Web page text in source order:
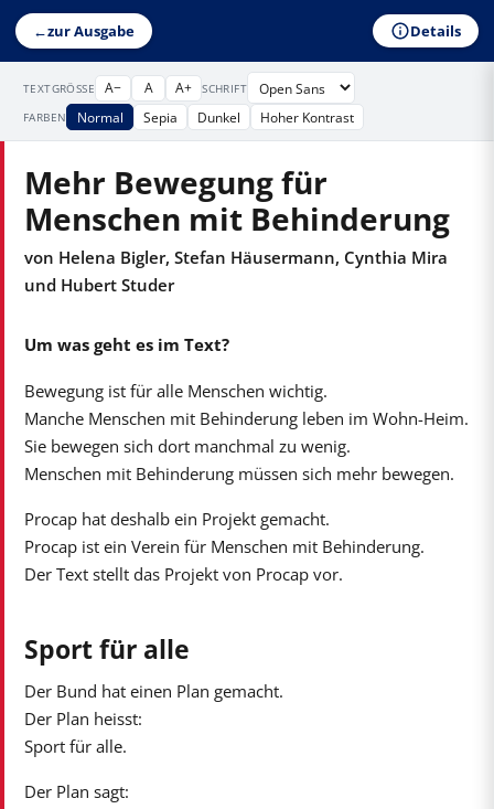
←zur Ausgabe Details
TEXTGRÖSSE A− A A+
SCHRIFT
FARBEN
Normal Sepia Dunkel Hoher Kontrast
Mehr Bewegung für
Menschen mit Behinderung
von Helena Bigler, Stefan Häusermann, Cynthia Mira
und Hubert Studer
Um was geht es im Text?
Bewegung ist für alle Menschen wichtig.
Manche Menschen mit Behinderung leben im Wohn-Heim.
Sie bewegen sich dort manchmal zu wenig.
Menschen mit Behinderung müssen sich mehr bewegen.
Procap hat deshalb ein Projekt gemacht.
Procap ist ein Verein für Menschen mit Behinderung.
Der Text stellt das Projekt von Procap vor.
Sport für alle
Der Bund hat einen Plan gemacht.
Der Plan heisst:
Sport für alle.
Der Plan sagt: